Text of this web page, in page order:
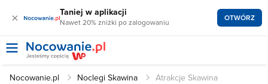
× Taniej w aplikacji
Nawet 20% zniżki po zalogowaniu OTWÓRZ
Nocowanie.pl Noclegi Skawina Atrakcje Skawina